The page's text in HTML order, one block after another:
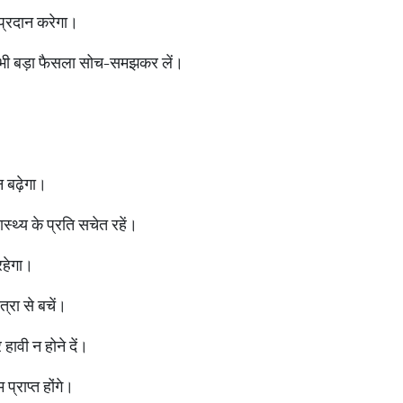
करेगा।
भी बड़ा फैसला सोच-समझकर लें।
के प्रति सचेत रहें।
से बचें।
न होने दें।
होंगे।